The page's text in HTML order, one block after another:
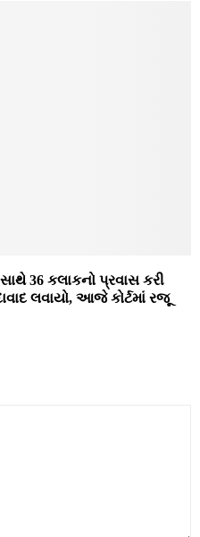
36 કલાકનો પ્રવાસ કરી
લવાયો, આજે કોર્ટમાં રજૂ